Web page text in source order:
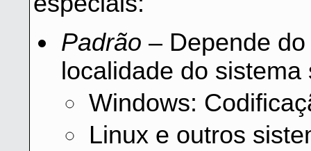
Padrão – Depende
localidade do sistema
Windows:
Linux e outros